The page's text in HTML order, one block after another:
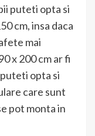
puteti opta si
cm, insa daca
mai
x 200 cm ar fi
opta si
care sunt
pot monta in